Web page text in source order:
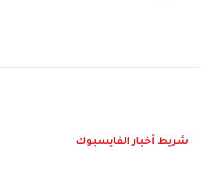
شريط أخبار الفايسبوك